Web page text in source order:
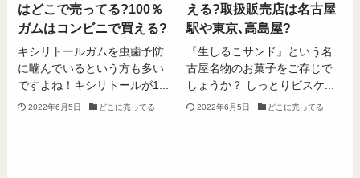
はどこで売ってる?100％
ガムはコンビニで買える?
キシリトールガムを虫歯予防
に噛んでいるという方も多い
ですよね！キシリトールが1...
2022年6月5日 どこに売ってる
える?取扱販売店は名古屋
駅や東京､高島屋?
『生しるこサンド』という名
古屋名物のお菓子をご存じで
しょうか？ しっとりビスケ...
2022年6月5日 どこに売ってる